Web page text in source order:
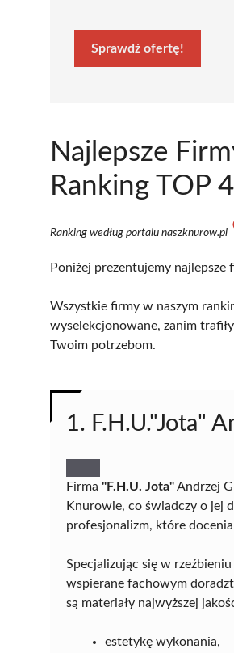
Sprawdź ofertę!
Najlepsze
Ranking TOP
Ranking według portalu naszknurow.pl
Poniżej prezentujemy najlepsze
Wszystkie firmy w naszym
wyselekcjonowane, zanim
Twoim potrzebom.
1. F.H.U."Jota"
Firma "F.H.U. Jota"Andrzej
Knurowie, co świadczy o jej
profesjonalizm, które docenia
Specjalizując się w
wspierane fachowym
są materiały najwyższej
estetykę wykonania,